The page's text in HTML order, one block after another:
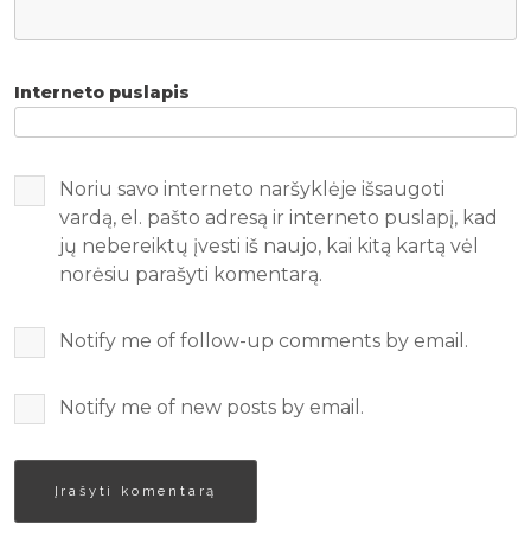
Interneto puslapis
Noriu savo interneto naršyklėje išsaugoti
vardą, el. pašto adresą ir interneto puslapį, kad
jų nebereiktų įvesti iš naujo, kai kitą kartą vėl
norėsiu parašyti komentarą.
Notify me of follow-up comments by email.
Notify me of new posts by email.